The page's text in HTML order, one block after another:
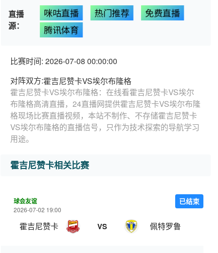
直播
源：
咪咕直播 热门推荐
免费直播
腾讯体育
比赛时间: 2026-07-08 00:00:00
对阵双方:霍吉尼赞卡VS埃尔布隆格
霍吉尼赞卡VS埃尔布隆格：在线看霍吉尼赞卡VS埃尔
布隆格高清直播，24直播网提供霍吉尼赞卡VS埃尔布隆
格现场比赛直播视频，本站不制作、不存储霍吉尼赞卡
VS埃尔布隆格的直播信号，只作为技术探索的导航学习
用途。
霍吉尼赞卡相关比赛
球会友谊
2026-07-02 19:00
霍吉尼赞卡 VS 佩特罗鲁
已结束